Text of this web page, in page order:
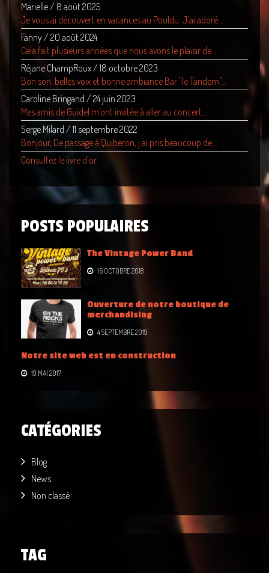
Marielle/ 8 août 2025
Je vous ai découvert en vacances au Pouldu. J'ai adoré...
Fanny/ 20 août 2024
Cela fait plusieurs années que nous avons le plaisir de...
Réjane ChampRoux/ 18 octobre 2023
Bon son, belles voix et bonne ambiance Bar "le Tandem"...
Caroline Bringand / 24 juin 2023
Mes amis de Guidel m’ont invitée à aller au concert...
Serge Milard / 11 septembre 2022
Bonjour, De passage à Quiberon, j ai pris beaucoup de...
Consultez le livre d'or
POSTS POPULAIRES
The Vintage Power Band
16 OCTOBRE 2018
Ouverture de notre boutique de
merchandising
4 SEPTEMBRE 2019
Notre site web est en construction
19 MAI 2017
CATÉGORIES
Blog
News
Non classé
TAG